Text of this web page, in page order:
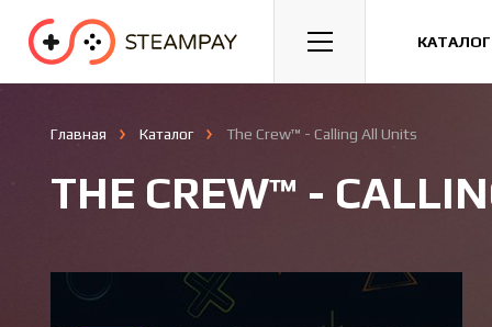
Спорт Гонки Казуальные
Главная Каталог The Crew™ - Calling All Units
THE CREW™ -